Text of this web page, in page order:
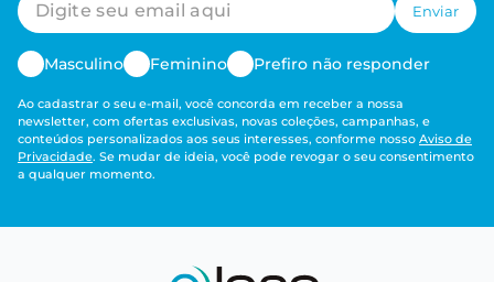
Enviar
Masculino Feminino Prefiro não responder
Ao cadastrar o seu e-mail, você concorda em receber a nossa
newsletter, com ofertas exclusivas, novas coleções, campanhas, e
conteúdos personalizados aos seus interesses, conforme nosso Aviso de
Privacidade. Se mudar de ideia, você pode revogar o seu consentimento
a qualquer momento.